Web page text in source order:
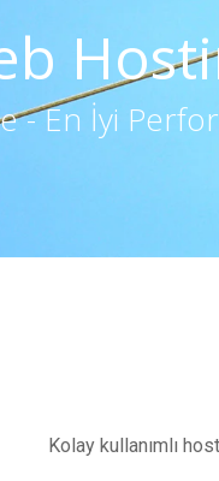
- En İyi
Kolay kullanımlı